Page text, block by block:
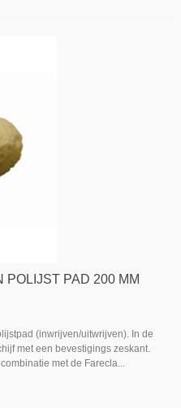
POLIJST PAD 200 MM
(inwrijven/uitwrijven). In de
met een bevestigings zeskant.
met de Farecla...